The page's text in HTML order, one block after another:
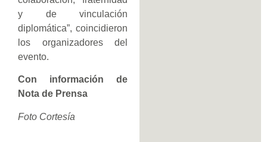
y de vinculación
diplomática”, coincidieron
los organizadores del
evento.
Con información de
Nota de Prensa
Foto Cortesía